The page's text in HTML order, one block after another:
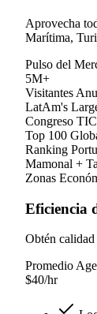
Aprovecha
Marítima,
Pulso del
5M+
Visitantes
LatAm's
Congreso
Top 100
Ranking
Mamonal +
Zonas
Eficiencia
Obtén
Promedio
$40/hr